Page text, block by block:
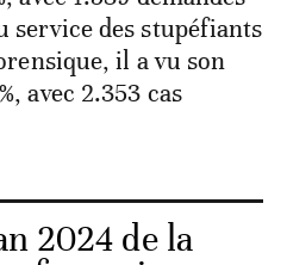
service des stupéfiants
il a vu son
avec 2.353 cas
2024 de la